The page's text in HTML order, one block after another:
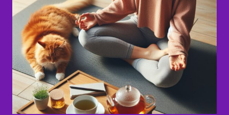
VOS
OBJECTIFS